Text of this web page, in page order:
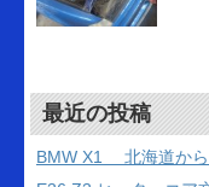
最近の投稿
BMW X1 北海道か